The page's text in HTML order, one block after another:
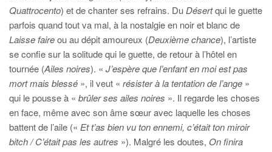
Quattrocento) et de chanter ses refrains. Du Désertqui le guette
parfois quand tout va mal, à la nostalgie en noir et blanc de
Laisse faireou au dépit amoureux (Deuxième chance), l’artiste
se confie sur la solitude qui le guette, de retour à l’hôtel en
tournée (Ailes noires). « J’espère que l’enfant en moi est pas
mort mais blessé », il veut « résister à la tentation de l’ange »
qui le pousse à « brûler ses ailes noires ». Il regarde les choses
en face, même avec son âme sœur avec laquelle les choses
battent de l’aile (« Et t’as bien vu ton ennemi, c’était ton miroir
bitch / C’était pas les autres »). Malgré les doutes, On finira